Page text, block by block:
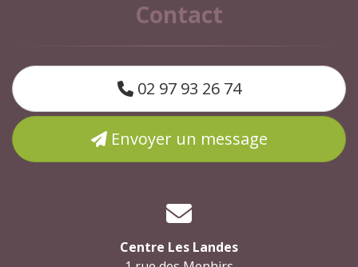
Contact
02 97 93 26 74
Envoyer un message
Centre Les Landes